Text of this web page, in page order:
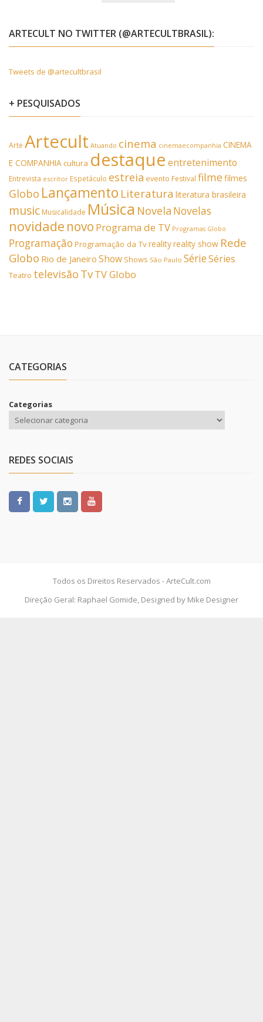
ARTECULT NO TWITTER (@ARTECULTBRASIL):
Tweets de @artecultbrasil
+ PESQUISADOS
Arte Artecult Atuando cinema cinemaecompanhia CINEMA
E COMPANHIAcultura destaque entretenimento
Entrevista escritor Espetáculo estreia evento Festival filmefilmes
Globo Lançamento Literatura literatura brasileira
music Musicalidade Música Novela Novelas
novidade novo Programa de TV Programas Globo
Programação Programação da Tvrealityreality show Rede
Globo Rio de Janeiro Show Shows São Paulo SérieSéries
Teatro televisão TvTV Globo
CATEGORIAS
Categorias
REDES SOCIAIS
Todos os Direitos Reservados - ArteCult.com
Direção Geral: Raphael Gomide, Designed by Mike Designer